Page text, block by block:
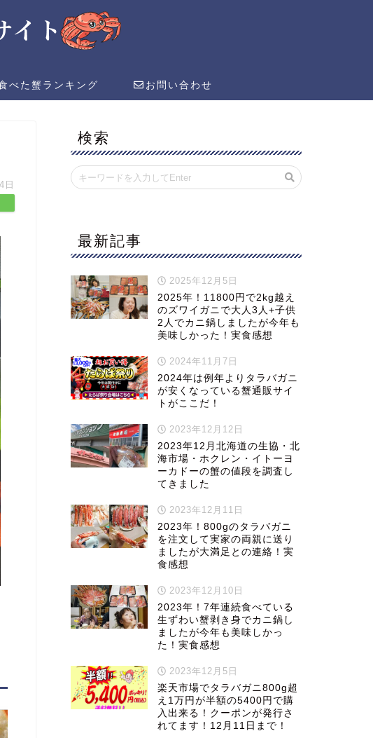
べた蟹ランキング お問い合わせ
日
検索
最新記事
2025年12月5日
2025年！11800円で2kg越え
のズワイガニで大人3人+子供
2人でカニ鍋しましたが今年も
美味しかった！実食感想
2024年11月7日
2024年は例年よりタラバガニ
が安くなっている蟹通販サイ
トがここだ！
2023年12月12日
2023年12月北海道の生協・北
海市場・ホクレン・イトーヨ
ーカドーの蟹の値段を調査し
てきました
2023年12月11日
2023年！800gのタラバガニ
を注文して実家の両親に送り
ましたが大満足との連絡！実
食感想
2023年12月10日
2023年！7年連続食べている
生ずわい蟹剥き身でカニ鍋し
ましたが今年も美味しかっ
た！実食感想
2023年12月5日
楽天市場でタラバガニ800g超
え1万円が半額の5400円で購
入出来る！クーポンが発行さ
れてます！12月11日まで！